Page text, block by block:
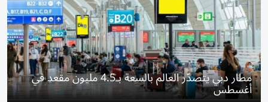
مطار دبي يتصدّر العالم بالسعة بـ4.5 مليون مقعد في
أغسطس